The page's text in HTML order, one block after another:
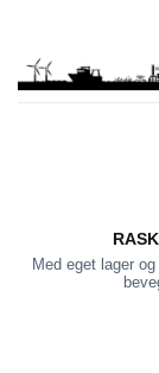
Med eget lager